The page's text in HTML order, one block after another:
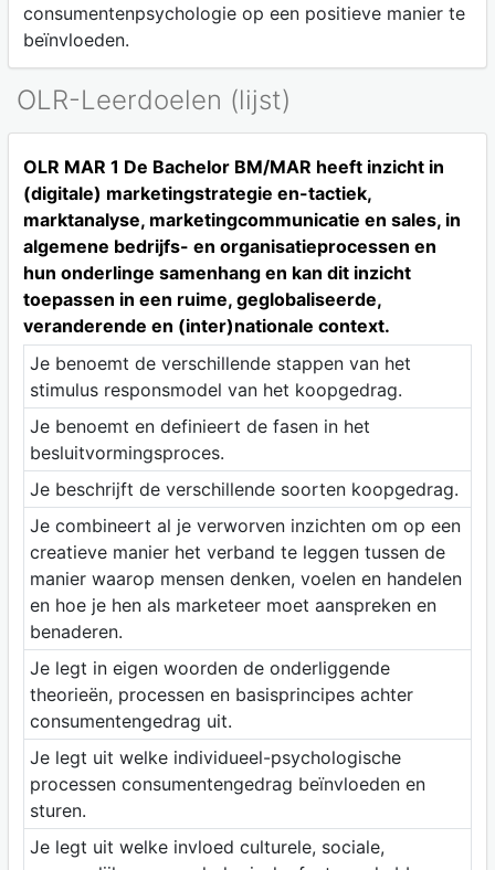
consumentenpsychologie op een positieve manier te
beïnvloeden.
OLR-Leerdoelen (lijst)
OLR MAR 1 De Bachelor BM/MAR heeft inzicht in
(digitale) marketingstrategie en-tactiek,
marktanalyse, marketingcommunicatie en sales, in
algemene bedrijfs- en organisatieprocessen en
hun onderlinge samenhang en kan dit inzicht
toepassen in een ruime, geglobaliseerde,
veranderende en (inter)nationale context.
Je benoemt de verschillende stappen van het
stimulus responsmodel van het koopgedrag.
Je benoemt en definieert de fasen in het
besluitvormingsproces.
Je beschrijft de verschillende soorten koopgedrag.
Je combineert al je verworven inzichten om op een
creatieve manier het verband te leggen tussen de
manier waarop mensen denken, voelen en handelen
en hoe je hen als marketeer moet aanspreken en
benaderen.
Je legt in eigen woorden de onderliggende
theorieën, processen en basisprincipes achter
consumentengedrag uit.
Je legt uit welke individueel-psychologische
processen consumentengedrag beïnvloeden en
sturen.
Je legt uit welke invloed culturele, sociale,